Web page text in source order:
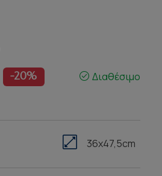
-20% Διαθέσιμο
36x47,5cm